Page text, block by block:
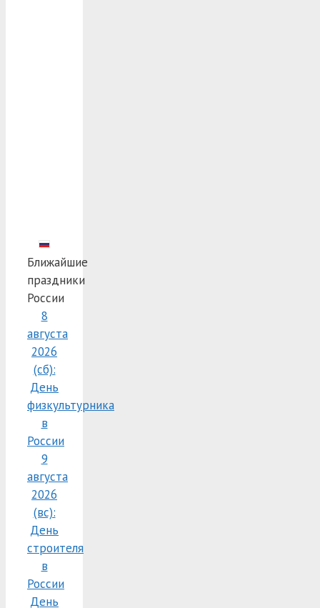
Ближайшие
праздники
России
8
августа
2026
(сб):
День
физкультурника
в
России
9
августа
2026
(вс):
День
строителя
в
России
День